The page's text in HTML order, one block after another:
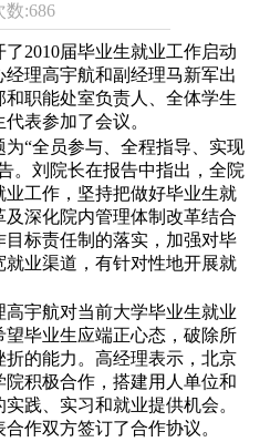
数:686
了2010届毕业生就业工作启动
理高宇航和副经理马新军出
职能处室负责人、全体学生
表参加了会议。
“全员参与、全程指导、实现
。刘院长在报告中指出，全院
业工作，坚持把做好毕业生就
深化院内管理体制改革结合
标责任制的落实，加强对毕
业渠道，有针对性地开展就
宇航对当前大学毕业生就业
毕业生应端正心态，破除所
的能力。高经理表示，北京
积极合作，搭建用人单位和
践、实习和就业提供机会。
作双方签订了合作协议。